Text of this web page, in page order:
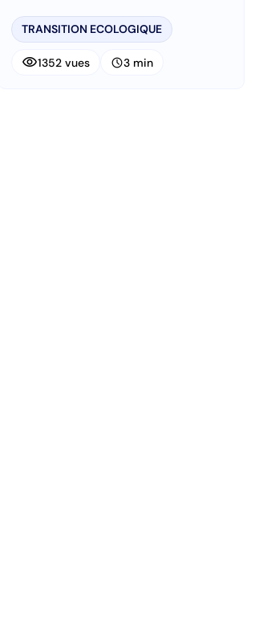
TRANSITION ECOLOGIQUE
visibility1352 vues schedule3 min